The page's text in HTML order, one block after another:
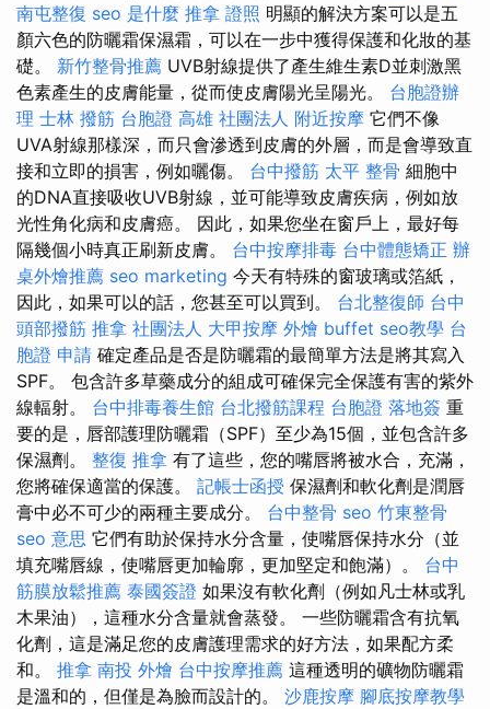
南屯整復 seo 是什麼 推拿 證照 明顯的解決方案可以是五
顏六色的防曬霜保濕霜，可以在一步中獲得保護和化妝的基
礎。 新竹整骨推薦 UVB射線提供了產生維生素D並刺激黑
色素產生的皮膚能量，從而使皮膚陽光呈陽光。 台胞證辦
理 士林 撥筋 台胞證 高雄 社團法人 附近按摩 它們不像
UVA射線那樣深，而只會滲透到皮膚的外層，而是會導致直
接和立即的損害，例如曬傷。 台中撥筋 太平 整骨 細胞中
的DNA直接吸收UVB射線，並可能導致皮膚疾病，例如放
光性角化病和皮膚癌。 因此，如果您坐在窗戶上，最好每
隔幾個小時真正刷新皮膚。 台中按摩排毒 台中體態矯正 辦
桌外燴推薦 seo marketing 今天有特殊的窗玻璃或箔紙，
因此，如果可以的話，您甚至可以買到。 台北整復師 台中
頭部撥筋 推拿 社團法人 大甲按摩 外燴 buffet seo教學 台
胞證 申請 確定產品是否是防曬霜的最簡單方法是將其寫入
SPF。 包含許多草藥成分的組成可確保完全保護有害的紫外
線輻射。 台中排毒養生館 台北撥筋課程 台胞證 落地簽 重
要的是，唇部護理防曬霜（SPF）至少為15個，並包含許多
保濕劑。 整復 推拿 有了這些，您的嘴唇將被水合，充滿，
您將確保適當的保護。 記帳士函授 保濕劑和軟化劑是潤唇
膏中必不可少的兩種主要成分。 台中整骨 seo 竹東整骨
seo 意思 它們有助於保持水分含量，使嘴唇保持水分（並
填充嘴唇線，使嘴唇更加輪廓，更加堅定和飽滿）。 台中
筋膜放鬆推薦 泰國簽證 如果沒有軟化劑（例如凡士林或乳
木果油），這種水分含量就會蒸發。 一些防曬霜含有抗氧
化劑，這是滿足您的皮膚護理需求的好方法，如果配方柔
和。 推拿 南投 外燴 台中按摩推薦 這種透明的礦物防曬霜
是溫和的，但僅是為臉而設計的。 沙鹿按摩 腳底按摩教學